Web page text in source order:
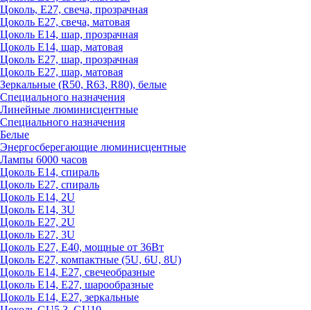
Цоколь, Е27, свеча, прозрачная
Цоколь Е27, свеча, матовая
Цоколь Е14, шар, прозрачная
Цоколь Е14, шар, матовая
Цоколь Е27, шар, прозрачная
Цоколь Е27, шар, матовая
Зеркальные (R50, R63, R80), белые
Специального назначения
Линейные люминисцентные
Специального назначения
Белые
Энергосберегающие люминисцентные
Лампы 6000 часов
Цоколь Е14, спираль
Цоколь Е27, спираль
Цоколь Е14, 2U
Цоколь Е14, 3U
Цоколь Е27, 2U
Цоколь Е27, 3U
Цоколь Е27, Е40, мощные от 36Вт
Цоколь Е27, компактные (5U, 6U, 8U)
Цоколь Е14, Е27, свечеобразные
Цоколь Е14, Е27, шарообразные
Цоколь Е14, Е27, зеркальные